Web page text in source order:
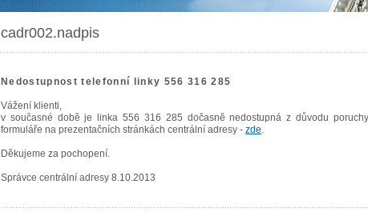
cadr002.nadpis
Nedostupnost telefonní linky 556 316 285
Vážení klienti,
v současné době je linka 556 316 285 dočasně nedostupná z důvodu
formuláře na prezentačních stránkách centrální adresy - zde
Děkujeme za pochopení.
Správce centrální adresy 8.10.2013